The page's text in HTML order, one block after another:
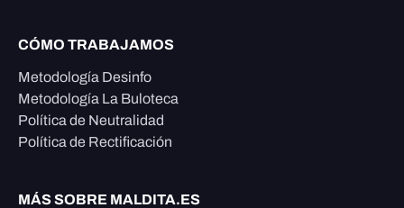
CÓMO TRABAJAMOS
Metodología Desinfo
Metodología La Buloteca
Política de Neutralidad
Política de Rectificación
MÁS SOBRE MALDITA.ES